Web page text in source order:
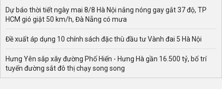
Dự báo thời tiết ngày mai 8/8 Hà Nội nắng nóng gay gắt 37 độ, TP
HCM gió giật 50 km/h, Đà Nẵng có mưa
Đề xuất áp dụng 10 chính sách đặc thù đầu tư Vành đai 5 Hà Nội
Hưng Yên sắp xây đường Phố Hiến - Hưng Hà gần 16.500 tỷ, bố trí
tuyến đường sắt đô thị chạy song song